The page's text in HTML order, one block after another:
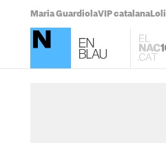
Maria GuardiolaVIP catalana